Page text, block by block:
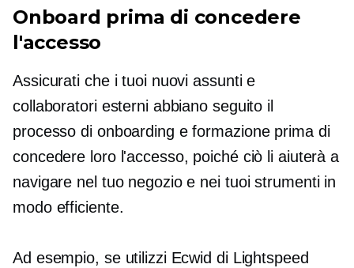
Onboard prima di concedere
l'accesso
Assicurati che i tuoi nuovi assunti e
collaboratori esterni abbiano seguito il
processo di onboarding e formazione prima di
concedere loro l'accesso, poiché ciò li aiuterà a
navigare nel tuo negozio e nei tuoi strumenti in
modo efficiente.
Ad esempio, se utilizzi Ecwid di Lightspeed